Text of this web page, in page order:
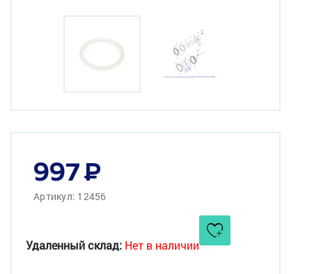
997
Артикул: 12456
Удаленный склад: Нет в наличии